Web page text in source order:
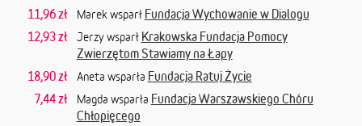
11,96 zł
Marek wsparł Fundacja Wychowanie w Dialogu
12,93 zł
Jerzy wsparł Krakowska Fundacja Pomocy
Zwierzętom Stawiamy na Łapy
18,90 zł
Aneta wsparła Fundacja Ratuj Życie
7,44 zł
Magda wsparła Fundacja Warszawskiego Chóru
Chłopięcego